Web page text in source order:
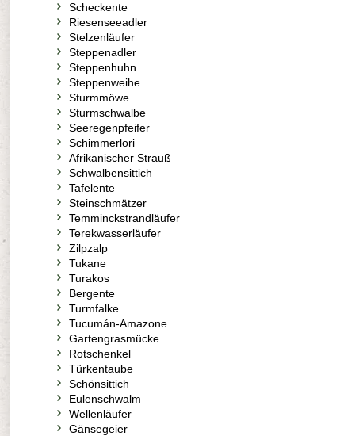
Scheckente
Riesenseeadler
Stelzenläufer
Steppenadler
Steppenhuhn
Steppenweihe
Sturmmöwe
Sturmschwalbe
Seeregenpfeifer
Schimmerlori
Afrikanischer Strauß
Schwalbensittich
Tafelente
Steinschmätzer
Temminckstrandläufer
Terekwasserläufer
Zilpzalp
Tukane
Turakos
Bergente
Turmfalke
Tucumán-Amazone
Gartengrasmücke
Rotschenkel
Türkentaube
Schönsittich
Eulenschwalm
Wellenläufer
Gänsegeier